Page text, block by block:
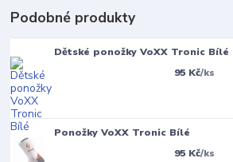
Podobné produkty
Dětské ponožky VoXX Tronic Bílé
95 Kč/ks
Ponožky VoXX Tronic Bílé
95 Kč/ks